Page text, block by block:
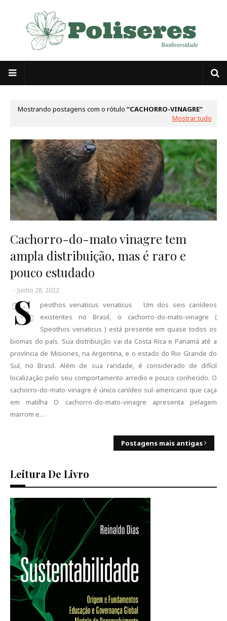
Mostrando postagens com o rótulo
CACHORRO-VINAGRE
Mostrar tudo
Cachorro-do-mato vinagre tem
ampla distribuição, mas é raro e
pouco estudado
- Junho 28, 2022
S
peothos venaticus venaticus Um dos seis canídeos
existentes no Brasil, o cachorro-do-mato-vinagre (
Speothos venaticus ) está presente em quase todos os
biomas do país. Sua distribuição vai da Costa Rica e Panamá até a
província de Misiones, na Argentina, e o estado do Rio Grande do
Sul, no Brasil. Além de sua raridade, é considerado de difícil
localização pelo seu comportamento arredio e pouco conhecido. O
cachorro-do-mato-vinagre é único canídeo sul-americano que caça
em matilha O cachorro-do-mato-vinagre apresenta pelagem
marrom e…
Postagens mais antigas
Leitura De Livro